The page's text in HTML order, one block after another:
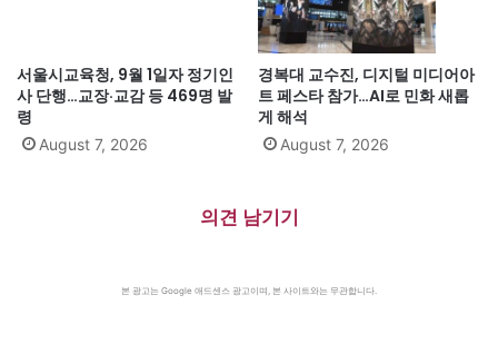
서울시교육청, 9월 1일자 정기인
사 단행…교장·교감 등 469명 발
령
August 7, 2026
경복대 교수진, 디지털 미디어아
트 페스타 참가…AI로 민화 새롭
게 해석
August 7, 2026
의견 남기기
본 광고는 Google 애드센스 광고이며, 본 사이트와는 무관합니다.